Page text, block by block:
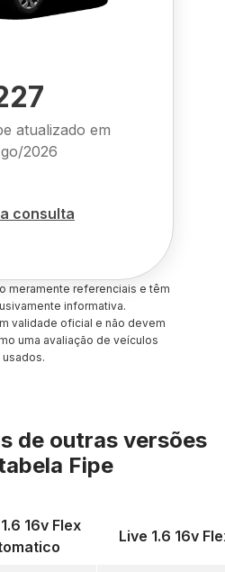
atualizado em
2026
consulta
meramente referenciais e têm
informativa.
validade oficial e não devem
uma avaliação de veículos
usados.
de outras versões
Fipe
16v Flex
Live 1.6 16v